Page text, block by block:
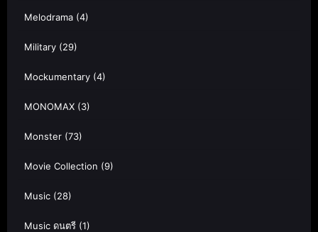
Melodrama (4)
Military (29)
Mockumentary (4)
MONOMAX (3)
Monster (73)
Movie Collection (9)
Music (28)
Music ดนตรี (1)